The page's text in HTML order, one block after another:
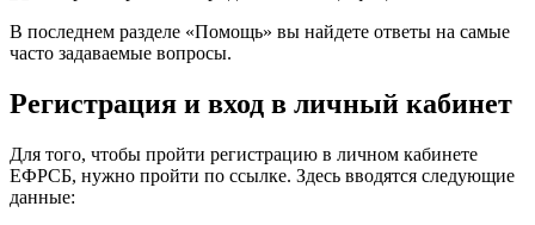
В последнем разделе «Помощь» вы найдете ответы на самые
часто задаваемые вопросы.
Регистрация и вход в личный кабинет
Для того, чтобы пройти регистрацию в личном кабинете
ЕФРСБ, нужно пройти по ссылке. Здесь вводятся следующие
данные: